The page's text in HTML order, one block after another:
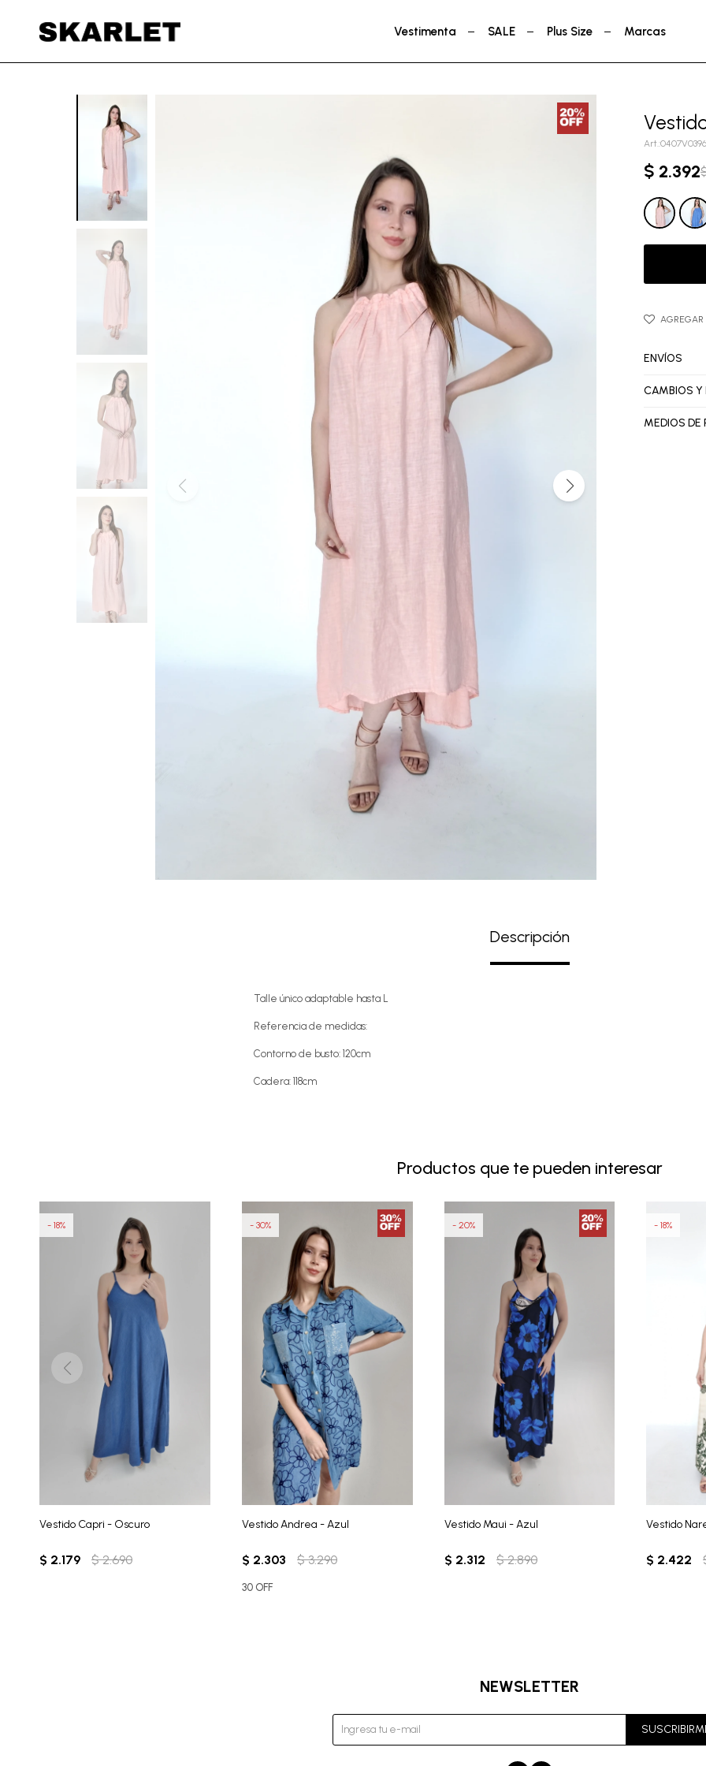
Vestimenta SALE Plus Size Marcas
0407V0396
$ 2.392
ENVÍOS
CAMBIOS Y
MEDIOS DE
Descripción
Talle único adaptable hasta L
Referencia de medidas:
Contorno de busto: 120cm
Cadera: 118cm
Productos que te pueden interesar
Vestido Capri - Oscuro
$ 2.179 $ 2.690
18
Vestido Andrea - Azul
$ 2.303 $ 3.290
30
30 OFF
Vestido Maui - Azul
$ 2.312 $ 2.890
20
Vestido
$ 2.422
18
NEWSLETTER